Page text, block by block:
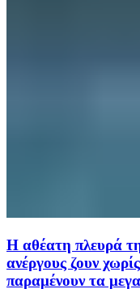
Η αθέατη πλευρά
ανέργους ζουν
παραμένουν τα